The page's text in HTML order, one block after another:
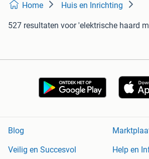
Home Huis en Inrichting
527 resultaten voor 'elektrische haard
Blog
Veilig en Succesvol
Help en